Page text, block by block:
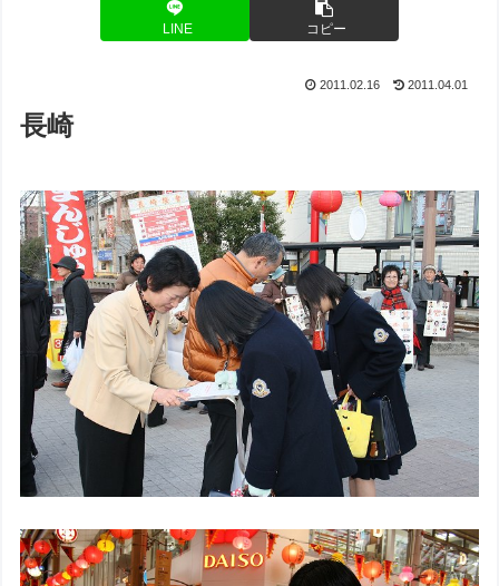
LINE コピー
2011.02.16 2011.04.01
長崎